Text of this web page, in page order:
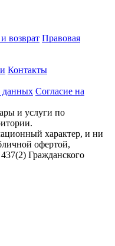
возврат Правовая
Контакты
данных Согласие на
и услуги по
характер, и ни
офертой,
Гражданского